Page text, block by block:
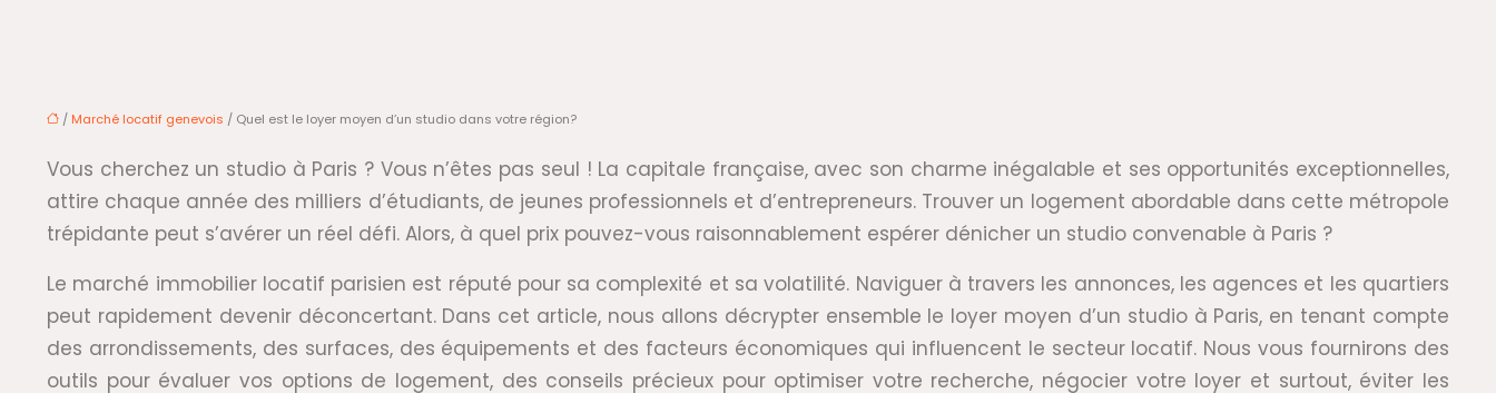
/ Marché locatif genevois / Quel est le loyer moyen d’un studio dans votre région?
Vous cherchez un studio à Paris ? Vous n’êtes pas seul ! La capitale française, avec son charme inégalable et ses opportunités exceptionnelles,
attire chaque année des milliers d’étudiants, de jeunes professionnels et d’entrepreneurs. Trouver un logement abordable dans cette métropole
trépidante peut s’avérer un réel défi. Alors, à quel prix pouvez-vous raisonnablement espérer dénicher un studio convenable à Paris ?
Le marché immobilier locatif parisien est réputé pour sa complexité et sa volatilité. Naviguer à travers les annonces, les agences et les quartiers
peut rapidement devenir déconcertant. Dans cet article, nous allons décrypter ensemble le loyer moyen d’un studio à Paris, en tenant compte
des arrondissements, des surfaces, des équipements et des facteurs économiques qui influencent le secteur locatif. Nous vous fournirons des
outils pour évaluer vos options de logement, des conseils précieux pour optimiser votre recherche, négocier votre loyer et surtout, éviter les